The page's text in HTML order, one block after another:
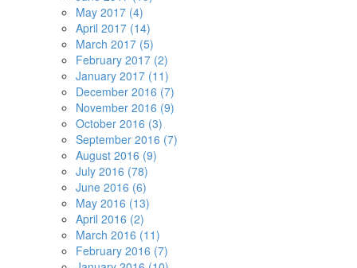
May 2017 (4)
April 2017 (14)
March 2017 (5)
February 2017 (2)
January 2017 (11)
December 2016 (7)
November 2016 (9)
October 2016 (3)
September 2016 (7)
August 2016 (9)
July 2016 (78)
June 2016 (6)
May 2016 (13)
April 2016 (2)
March 2016 (11)
February 2016 (7)